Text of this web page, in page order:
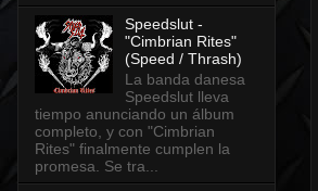
Speedslut -
"Cimbrian Rites"
(Speed / Thrash)
La banda danesa
Speedslut lleva
tiempo anunciando un álbum
completo, y con "Cimbrian
Rites" finalmente cumplen la
promesa. Se tra...